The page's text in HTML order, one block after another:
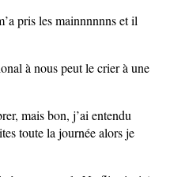
pris les mainnnnnns et il
à nous peut le crier à une
mais bon, j’ai entendu
toute la journée alors je